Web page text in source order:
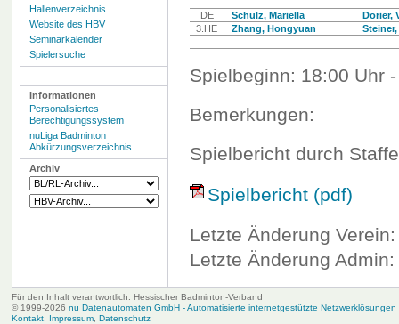
Hallenverzeichnis
Website des HBV
Seminarkalender
Spielersuche
Informationen
Personalisiertes
Berechtigungssystem
nuLiga Badminton
Abkürzungsverzeichnis
Archiv
DE Schulz, Mariella
Dorier,
3.HE
Zhang, Hongyuan Steiner,
Spielbeginn: 18:00 Uhr
Bemerkungen:
Spielbericht durch
Spielbericht (pdf)
Letzte Änderung
Letzte Änderung
Für den Inhalt verantwortlich: Hessischer Badminton-Verband
© 1999-2026 nu Datenautomaten GmbH - Automatisierte internetgestützte Netzwerklösungen
Kontakt, Impressum, Datenschutz